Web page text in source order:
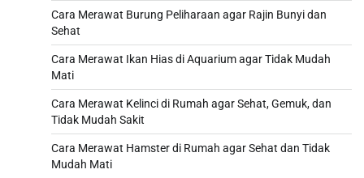
Cara Merawat Burung Peliharaan agar Rajin Bunyi dan
Sehat
Cara Merawat Ikan Hias di Aquarium agar Tidak Mudah
Mati
Cara Merawat Kelinci di Rumah agar Sehat, Gemuk, dan
Tidak Mudah Sakit
Cara Merawat Hamster di Rumah agar Sehat dan Tidak
Mudah Mati